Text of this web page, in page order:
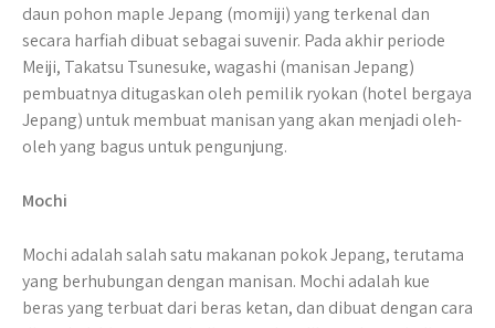
daun pohon maple Jepang (momiji) yang terkenal dan
secara harfiah dibuat sebagai suvenir. Pada akhir periode
Meiji, Takatsu Tsunesuke, wagashi (manisan Jepang)
pembuatnya ditugaskan oleh pemilik ryokan (hotel bergaya
Jepang) untuk membuat manisan yang akan menjadi oleh-
oleh yang bagus untuk pengunjung.
Mochi
Mochi adalah salah satu makanan pokok Jepang, terutama
yang berhubungan dengan manisan. Mochi adalah kue
beras yang terbuat dari beras ketan, dan dibuat dengan cara